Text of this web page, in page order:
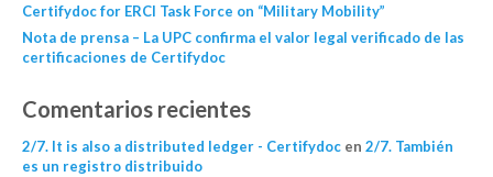
Certifydoc for ERCI Task Force on “Military Mobility”
Nota de prensa – La UPC confirma el valor legal verificado de las
certificaciones de Certifydoc
Comentarios recientes
2/7. It is also a distributed ledger - Certifydocen 2/7. También
es un registro distribuido